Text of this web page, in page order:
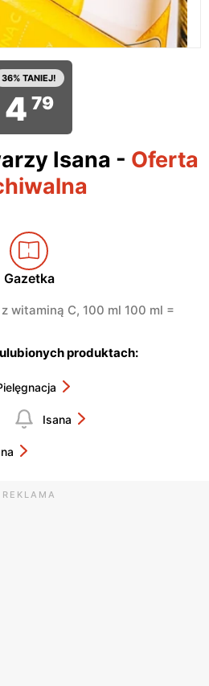
36% TANIEJ!
4 79
Isana - Oferta
Gazetka
witaminą C, 100 ml 100 ml =
produktach:
Isana
REKLAMA